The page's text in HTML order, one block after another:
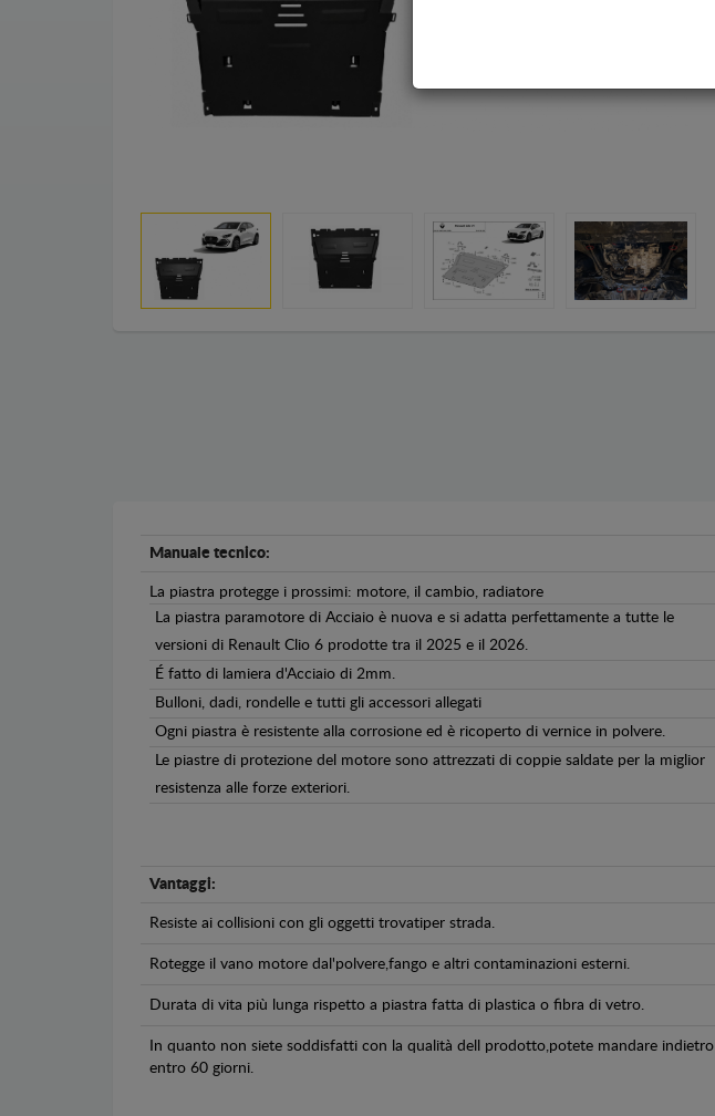
Manuale tecnico:
La piastra protegge i prossimi: motore, il cambio, radiatore
La piastra paramotore di Acciaio è nuova e si adatta perfettamente a tutte le
versioni di Renault Clio 6 prodotte tra il 2025 e il 2026.
É fatto di lamiera d'Acciaio di 2mm.
Bulloni, dadi, rondelle e tutti gli accessori allegati
Ogni piastra è resistente alla corrosione ed è ricoperto di vernice in polvere.
Le piastre di protezione del motore sono attrezzati di coppie saldate per la miglior
resistenza alle forze exteriori.
Vantaggi:
Resiste ai collisioni con gli oggetti trovatiper strada.
Rotegge il vano motore dal'polvere,fango e altri contaminazioni esterni.
Durata di vita più lunga rispetto a piastra fatta di plastica o fibra di vetro.
In quanto non siete soddisfatti con la qualità dell prodotto,potete mandare indietro
entro 60 giorni.